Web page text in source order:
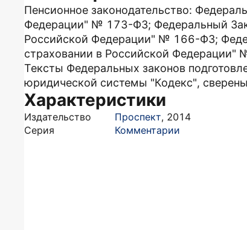
Пенсионное законодательство:
Федерации" № 173-ФЗ; Федеральный
Российской Федерации" № 166-ФЗ;
страховании в Российской
Тексты Федеральных законов
юридической системы "Кодекс",
Характеристики
Издательство Проспект, 2014
Серия
Комментарии